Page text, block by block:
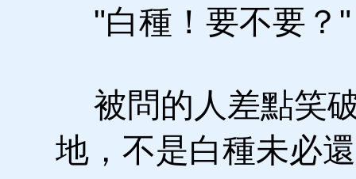
"白種！要不要？"
被問的人差點笑
地，不是白種未必